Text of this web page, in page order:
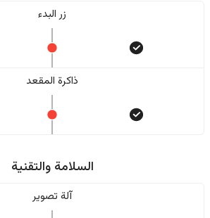
زر البدء
ذاكرة المقعد
السلامة والتقنية
آلة تصوير